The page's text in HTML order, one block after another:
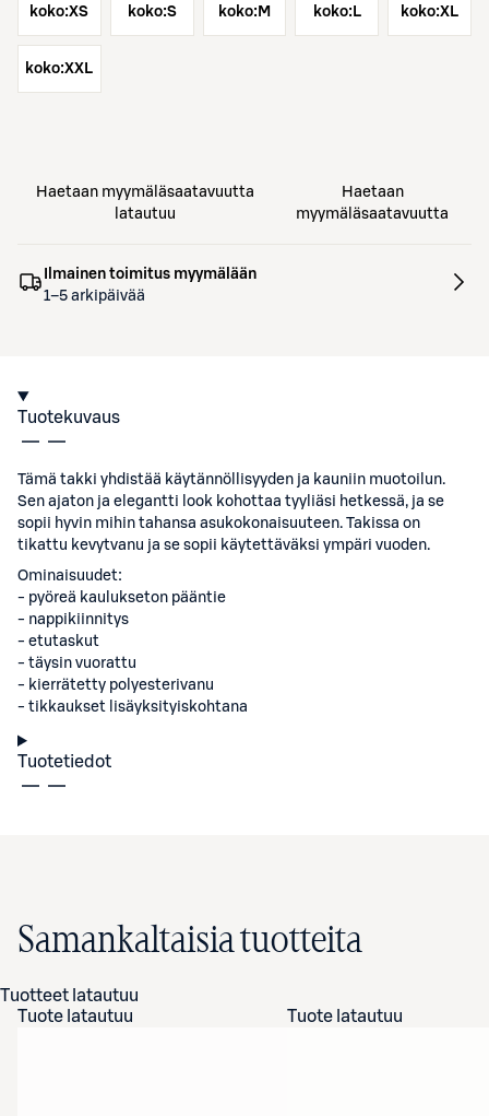
koko:XS koko:S koko: M koko: L koko:XL
koko:XXL
Haetaan myymäläsaatavuutta
latautuu
Haetaan
myymäläsaatavuutta
Ilmainen toimitus myymälään
1–5 arkipäivää
Tuotekuvaus
Tämä takki yhdistää käytännöllisyyden ja kauniin muotoilun.
Sen ajaton ja elegantti look kohottaa tyyliäsi hetkessä, ja se
sopii hyvin mihin tahansa asukokonaisuuteen. Takissa on
tikattu kevytvanu ja se sopii käytettäväksi ympäri vuoden.
Ominaisuudet:
- pyöreä kaulukseton pääntie
- nappikiinnitys
- etutaskut
- täysin vuorattu
- kierrätetty polyesterivanu
- tikkaukset lisäyksityiskohtana
Tuotetiedot
Samankaltaisia tuotteita
Tuotteet latautuu
Tuote latautuu
Tuote latautuu